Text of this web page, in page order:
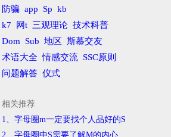
防骗 app Sp kb
k7
网t 三观理论 技术科普
Dom
Sub 地区
斯慕交友
术语大全 情感交流 SSC原则
问题解答 仪式
相关推荐
1、字母圈m一定要找个人品好的S
2、字母圈中S需要了解M的内心